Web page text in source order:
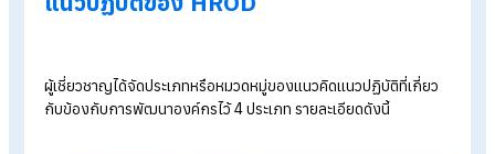
ความสำคัญของ HROD
งาน HROD คือการนำ HRDกับ HRMมารวมกัน เป็นกระบวนการที่